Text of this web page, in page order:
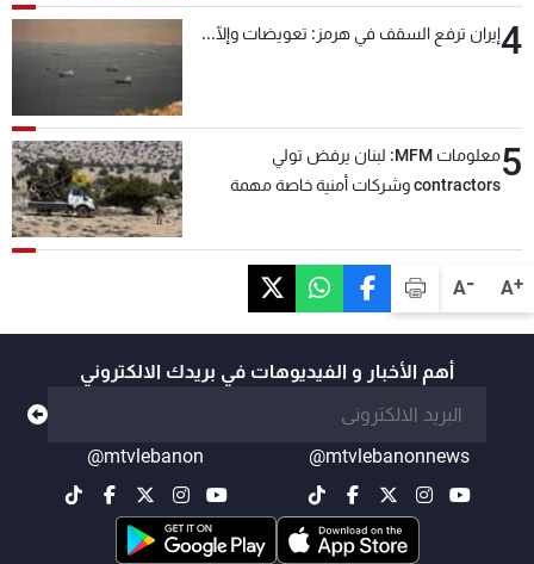
A+
A-
4إيران ترفع السقف في هرمز: تعويضات وإلّا...
5
معلومات MFM: لبنان يرفض تولي
contractors وشركات أمنية خاصة مهمة
أهم الأخبار و الفيديوهات في بريدك الالكتروني
@mtvlebanonnews
@mtvlebanon